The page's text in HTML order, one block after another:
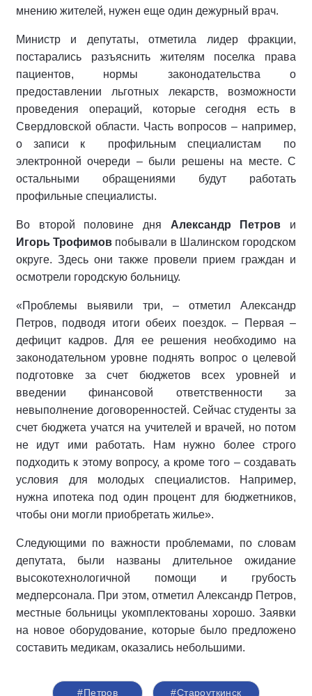
мнению жителей, нужен еще один дежурный врач.
Министр и депутаты, отметила лидер фракции,
постарались разъяснить жителям поселка права
пациентов, нормы законодательства о
предоставлении льготных лекарств, возможности
проведения операций, которые сегодня есть в
Свердловской области. Часть вопросов – например,
о записи к профильным специалистам по
электронной очереди – были решены на месте. С
остальными обращениями будут работать
профильные специалисты.
Во второй половине дня Александр Петров и
Игорь Трофимов побывали в Шалинском городском
округе. Здесь они также провели прием граждан и
осмотрели городскую больницу.
«Проблемы выявили три, – отметил Александр
Петров, подводя итоги обеих поездок. – Первая –
дефицит кадров. Для ее решения необходимо на
законодательном уровне поднять вопрос о целевой
подготовке за счет бюджетов всех уровней и
введении финансовой ответственности за
невыполнение договоренностей. Сейчас студенты за
счет бюджета учатся на учителей и врачей, но потом
не идут ими работать. Нам нужно более строго
подходить к этому вопросу, а кроме того – создавать
условия для молодых специалистов. Например,
нужна ипотека под один процент для бюджетников,
чтобы они могли приобретать жилье».
Следующими по важности проблемами, по словам
депутата, были названы длительное ожидание
высокотехнологичной помощи и грубость
медперсонала. При этом, отметил Александр Петров,
местные больницы укомплектованы хорошо. Заявки
на новое оборудование, которые было предложено
составить медикам, оказались небольшими.
#Петров #Староуткинск